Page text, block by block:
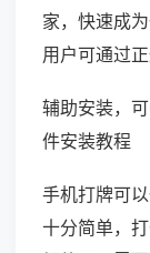
家，快速成
用户可通过
辅助安装，
件安装教程
手机打牌可
十分简单，